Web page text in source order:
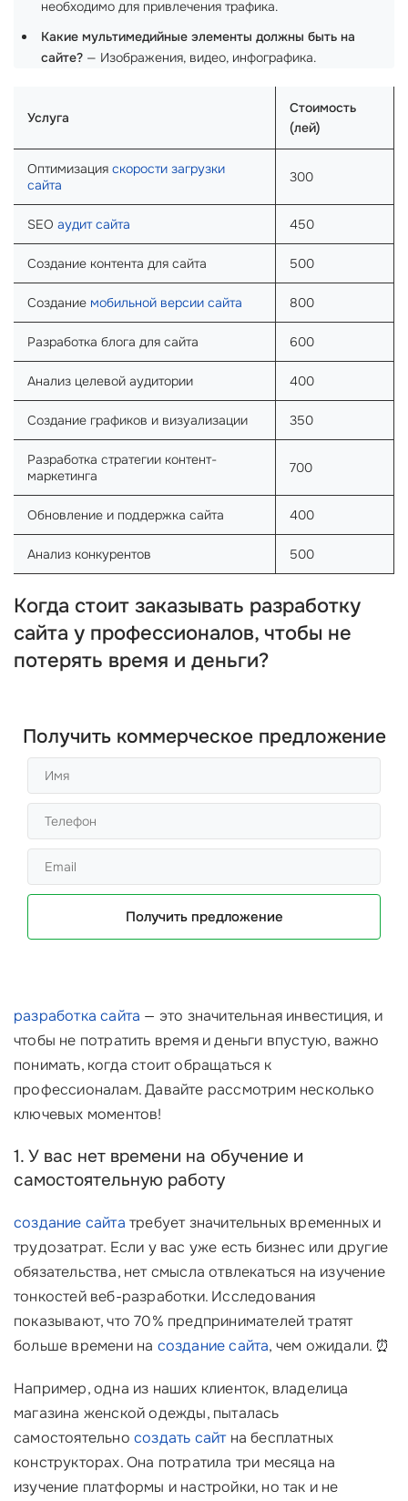
необходимо для привлечения трафика.
Какие мультимедийные элементы должны быть на
сайте? — Изображения, видео, инфографика.
Услуга
Стоимость
(лей)
Оптимизация скорости загрузки
сайта
300
SEO аудит сайта 450
Создание контента для сайта 500
Создание мобильной версии сайта 800
Разработка блога для сайта 600
Анализ целевой аудитории 400
Создание графиков и визуализации 350
Разработка стратегии контент-
маркетинга
700
Обновление и поддержка сайта 400
Анализ конкурентов 500
Когда стоит заказывать разработку
сайта у профессионалов, чтобы не
потерять время и деньги?
Получить коммерческое предложение
Получить предложение
разработка сайта — это значительная инвестиция, и
чтобы не потратить время и деньги впустую, важно
понимать, когда стоит обращаться к
профессионалам. Давайте рассмотрим несколько
ключевых моментов!
1. У вас нет времени на обучение и
самостоятельную работу
создание сайта требует значительных временных и
трудозатрат. Если у вас уже есть бизнес или другие
обязательства, нет смысла отвлекаться на изучение
тонкостей веб-разработки. Исследования
показывают, что 70% предпринимателей тратят
больше времени на создание сайта, чем ожидали. ⏰
Например, одна из наших клиенток, владелица
магазина женской одежды, пыталась
самостоятельно создать сайтна бесплатных
конструкторах. Она потратила три месяца на
изучение платформы и настройки, но так и не